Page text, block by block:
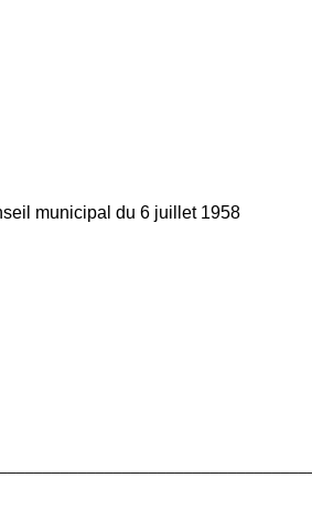
municipal du 6 juillet 1958